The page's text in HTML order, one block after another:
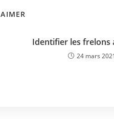
Identifier les frelons
24 mars